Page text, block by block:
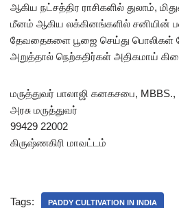
ஆகிய நட்சத்திர ராசிகளில் துலாம்,
மீனம் ஆகிய லக்கினங்களில் சனியின்
தேவதைகளை பூஜை செய்து பொலிகள்
அறுத்தால் நெற்கதிர்கள் அதிகமாய்
மருத்துவர் பாலாஜி கனகசபை, MBBS.,
அரசு மருத்துவர்
99429 22002
கிருஷ்ணகிரி மாவட்டம்
Tags: PADDY CULTIVATION IN INDIA